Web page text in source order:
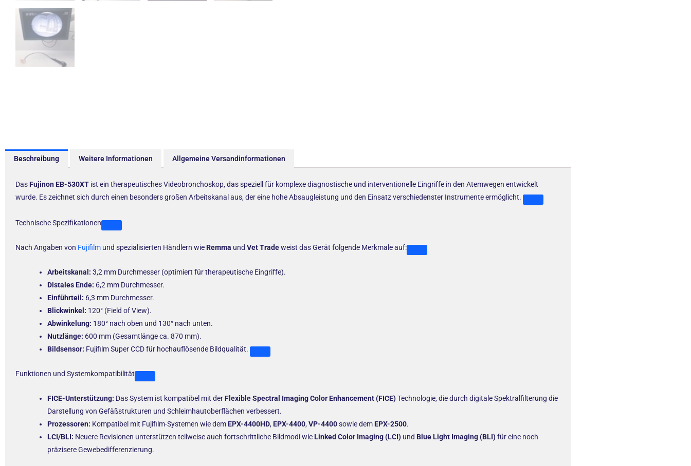
Beschreibung Weitere Informationen Allgemeine Versandinformationen
DasFujinon EB-530XT ist ein therapeutisches Videobronchoskop, das speziell für komplexe diagnostische und interventionelle Eingriffe in den Atemwegen entwickelt
wurde. Es zeichnet sich durch einen besonders großen Arbeitskanal aus, der eine hohe Absaugleistung und den Einsatz verschiedenster Instrumente ermöglicht.
Technische Spezifikationen
Nach Angaben von Fujifilm und spezialisierten Händlern wieRemma und Vet Tradeweist das Gerät folgende Merkmale auf:
Arbeitskanal: 3,2 mm Durchmesser (optimiert für therapeutische Eingriffe).
Distales Ende: 6,2 mm Durchmesser.
Einführteil: 6,3 mm Durchmesser.
Blickwinkel: 120° (Field of View).
Abwinkelung: 180° nach oben und 130° nach unten.
Nutzlänge: 600 mm (Gesamtlänge ca. 870 mm).
Bildsensor: Fujifilm Super CCD für hochauflösende Bildqualität.
Funktionen und Systemkompatibilität
FICE-Unterstützung: Das System ist kompatibel mit derFlexible Spectral Imaging Color Enhancement (FICE)Technologie, die durch digitale Spektralfilterung die
Darstellung von Gefäßstrukturen und Schleimhautoberflächen verbessert.
Prozessoren: Kompatibel mit Fujifilm-Systemen wie demEPX-4400HD,EPX-4400,VP-4400sowie demEPX-2500.
LCI/BLI: Neuere Revisionen unterstützen teilweise auch fortschrittliche Bildmodi wieLinked Color Imaging (LCI) und Blue Light Imaging (BLI)für eine noch
präzisere Gewebedifferenzierung.